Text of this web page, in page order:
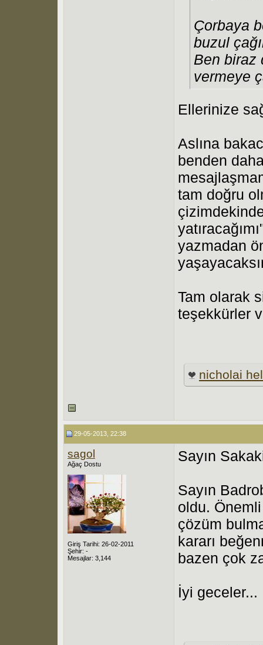
Çorbaya
buzul
Ben biraz
vermeye
Ellerinize
Aslına
benden
tam doğru
yazmadan
Tam olarak
teşekkürler
nicholai hel
29-05-2013, 22:38
sagol
Ağaç Dostu
Giriş Tarihi: 26-02-2011
Şehir: -
Mesajlar: 3,144
Sayın
Sayın
oldu.
çözüm
kararı
bazen çok
İyi geceler...